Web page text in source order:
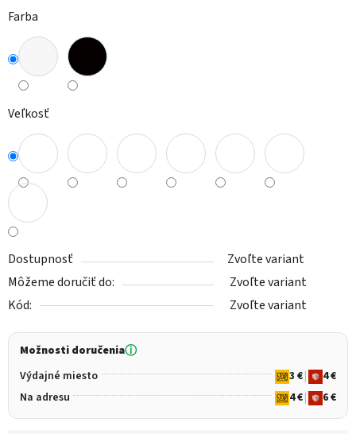
Farba
Veľkosť
Dostupnosť
Zvoľte variant
Môžeme doručiť do:
Zvoľte variant
Kód:
Zvoľte variant
Možnosti doručeniaⓘ
Výdajné miesto 3 €|
4 €
Na adresu
4 €| 6 €